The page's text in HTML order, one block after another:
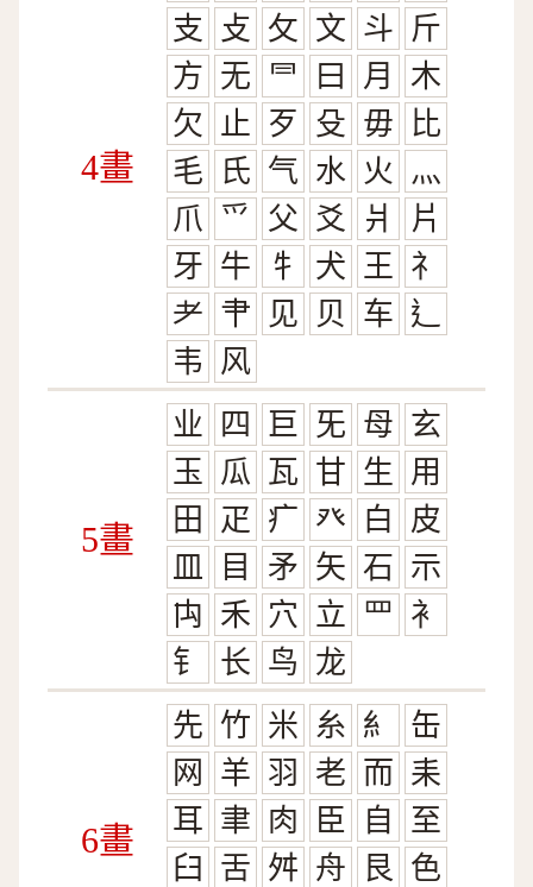
4畫
支
攴 攵 文 斗 斤
方 无 ⺜ 曰 月
木
欠
止 歹 殳 毋
比
毛
氏 气 水 火
灬
爪
爫 父 爻 爿
片
牙 牛 牜 犬 王 礻
耂 肀 见 贝 车 辶
韦
风
5畫
业 四 巨 旡 母 玄
玉
瓜 瓦 甘 生
用
田
疋 疒 癶 白
皮
皿
目 矛 矢 石 示
禸 禾 穴 立 罒 衤
钅
长 鸟 龙
6畫
先 竹 米 糸 糹
缶
网
羊 羽 老 而 耒
耳 聿 肉 臣 自
至
臼 舌 舛 舟 艮
色